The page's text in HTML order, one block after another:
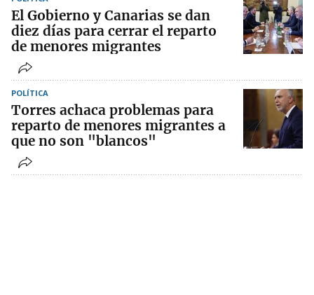
El Gobierno y Canarias se dan
diez días para cerrar el reparto
de menores migrantes
POLÍTICA
Torres achaca problemas para
reparto de menores migrantes a
que no son "blancos"